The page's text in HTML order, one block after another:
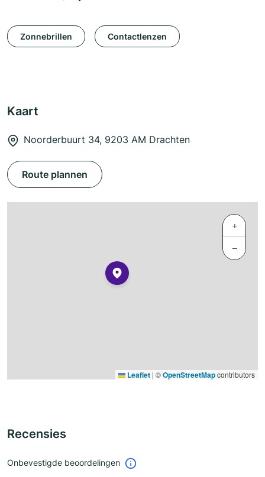
Zonnebrillen Contactlenzen
Kaart
Noorderbuurt 34, 9203 AM Drachten
Route plannen
+
−
Leaflet | ©OpenStreetMapcontributors
Recensies
Onbevestigde beoordelingen